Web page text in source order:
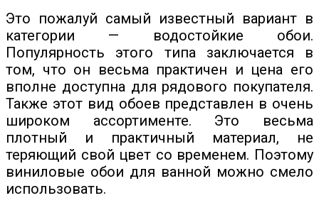
Это пожалуй самый известный вариант в
категории — водостойкие обои.
Популярность этого типа заключается в
том, что он весьма практичен и цена его
вполне доступна для рядового покупателя.
Также этот вид обоев представлен в очень
широком ассортименте. Это весьма
плотный и практичный материал, не
теряющий свой цвет со временем. Поэтому
виниловые обои для ванной можно смело
использовать.